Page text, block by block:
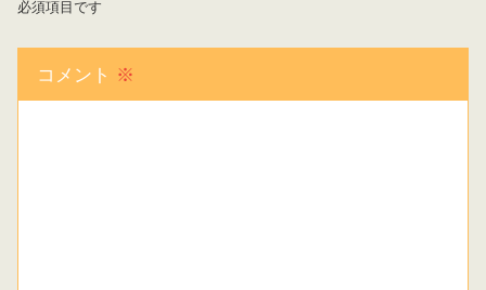
必須項目です
コメント ※